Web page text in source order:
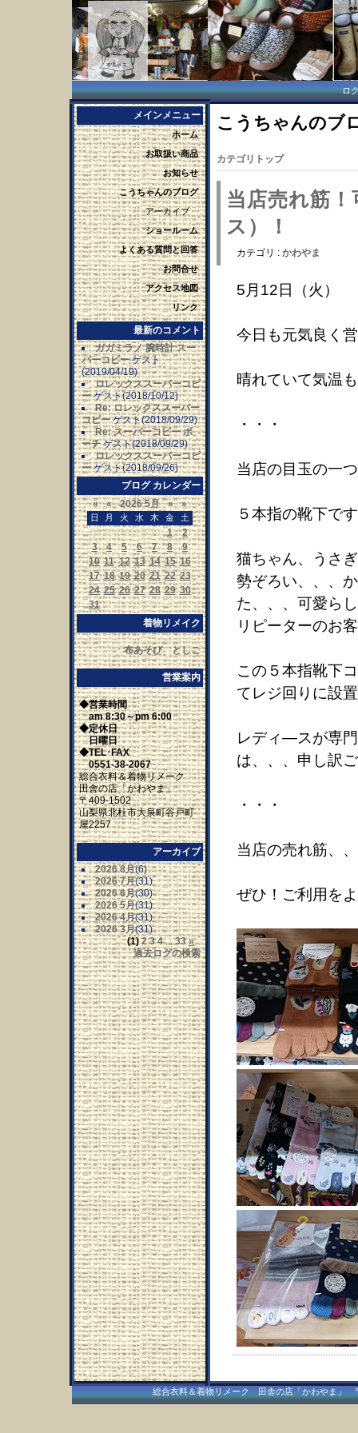
ロ
メインメニュー
ホーム
お取扱い商品
お知らせ
こうちゃんのブログ
アーカイブ
ショールーム
よくある質問と回答
お問合せ
アクセス地図
リンク
最新のコメント
ガガミラノ 腕時計 スー
パーコピー ゲスト
(2019/04/19)
ロレックススーパーコピ
ー ゲスト(2018/10/12)
Re: ロレックススーパー
コピー ゲスト(2018/09/29)
Re: スーパーコピー ポ
ーチ ゲスト(2018/09/29)
ロレックススーパーコピ
ー ゲスト(2018/09/26)
ブログ カレンダー
«
« 2026 5月 » »
日 月 火 水 木 金 土
26 27 28 29 30 1
2
3
4 5 6 7 8
9
10 11 12 13 14 15 16
17 18 19 20 21 22 23
24 25 26 27 28 29 30
31 1 2 3 4 5
6
着物リメイク
布あそび としこ
営業案内
◆営業時間
am 8:30～pm 6:00
◆定休日
日曜日
◆TEL･FAX
0551-38-2067
総合衣料＆着物リメーク
田舎の店「かわやま」
〒409-1502
山梨県北杜市大泉町谷戸町
屋2257
アーカイブ
2026 8月(6)
2026 7月(31)
2026 6月(30)
2026 5月(31)
2026 4月(31)
2026 3月(31)
(1) 2 3 4...33 »
過去ログの検索
こうちゃんのブ
カテゴリトップ
当店売れ筋
ス）！
カテゴリ : かわやま
5月12日（火）
今日も元気良く
晴れていて気温
・・・
当店の目玉の一
５本指の靴下で
猫ちゃん、うさ
勢ぞろい、、、
た、、、可愛ら
リピーターのお
この５本指靴下
てレジ回りに設
レディ―スが専
は、、、申し訳
・・・
当店の売れ筋、
ぜひ！ご利用を
総合衣料＆着物リメーク 田舎の店「かわやま」